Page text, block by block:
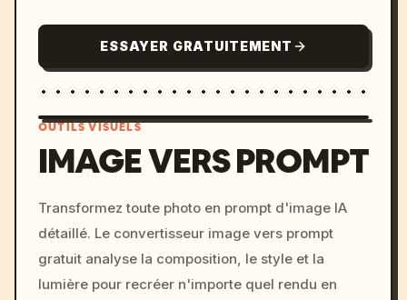
ESSAYER GRATUITEMENT
c, cyberpunk sunset, neon
colors, 8k --v 6.0
OUTILS VISUELS
IMAGE VERS PROMPT
Transformez toute photo en prompt d'image IA
détaillé. Le convertisseur image vers prompt
gratuit analyse la composition, le style et la
lumière pour recréer n'importe quel rendu en